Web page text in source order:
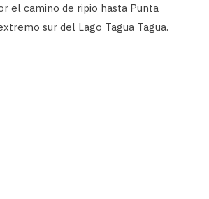
el camino de ripio hasta Punta
sur del Lago Tagua Tagua.